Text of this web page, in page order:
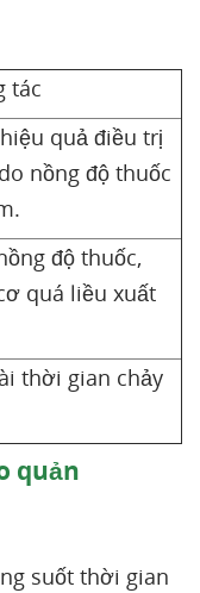
tác
quả điều trị
nồng độ thuốc
độ thuốc,
quá liều xuất
thời gian chảy
quản
suốt thời gian